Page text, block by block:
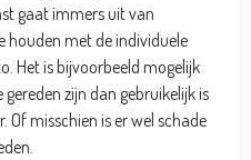
gaat immers uit van
houden met de individuele
Het is bijvoorbeeld mogelijk
zijn dan gebruikelijk is
misschien is er wel schade